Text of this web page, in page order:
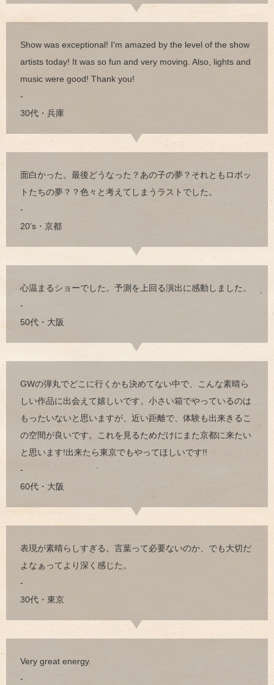
Show was exceptional! I'm amazed by the level of the show
artists today! It was so fun and very moving. Also, lights and
music were good! Thank you!
-
30代・兵庫
面白かった。最後どうなった？あの子の夢？それともロボッ
トたちの夢？？色々と考えてしまうラストでした。
-
20’s・京都
心温まるショーでした。予測を上回る演出に感動しました。
-
50代・大阪
GWの弾丸でどこに行くかも決めてない中で、こんな素晴ら
しい作品に出会えて嬉しいです。小さい箱でやっているのは
もったいないと思いますが、近い距離で、体験も出来きるこ
の空間が良いです。これを見るためだけにまた京都に来たい
と思います!出来たら東京でもやってほしいです!!
-
60代・大阪
表現が素晴らしすぎる。言葉って必要ないのか、でも大切だ
よなぁってより深く感じた。
-
30代・東京
Very great energy.
-